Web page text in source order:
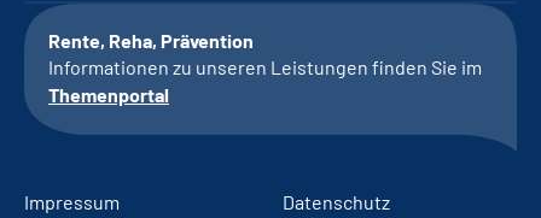
Rente, Reha, Prävention
Informationen zu unseren Leistungen finden Sie im
Themenportal
Impressum Datenschutz